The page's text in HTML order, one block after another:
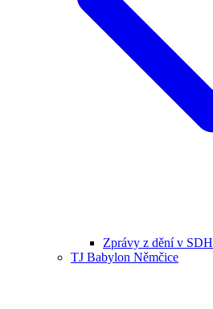
Zprávy z dění v SDH
TJ Babylon Němčice